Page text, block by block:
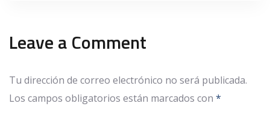
Leave a Comment
Tu dirección de correo electrónico no será publicada.
Los campos obligatorios están marcados con *